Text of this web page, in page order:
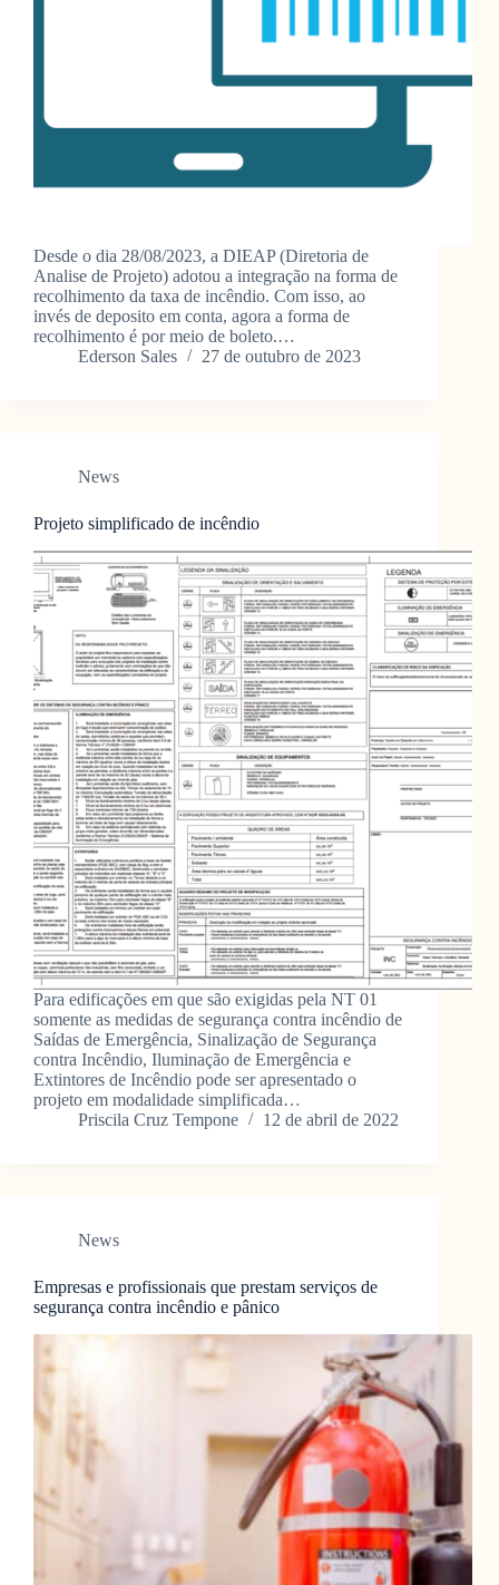
Desde o dia 28/08/2023, a DIEAP (Diretoria de
Analise de Projeto) adotou a integração na forma de
recolhimento da taxa de incêndio. Com isso, ao
invés de deposito em conta, agora a forma de
recolhimento é por meio de boleto.…
Ederson Sales
27 de outubro de 2023
News
Projeto simplificado de incêndio
Para edificações em que são exigidas pela NT 01
somente as medidas de segurança contra incêndio de
Saídas de Emergência, Sinalização de Segurança
contra Incêndio, Iluminação de Emergência e
Extintores de Incêndio pode ser apresentado o
projeto em modalidade simplificada…
Priscila Cruz Tempone
12 de abril de 2022
News
Empresas e profissionais que prestam serviços de
segurança contra incêndio e pânico